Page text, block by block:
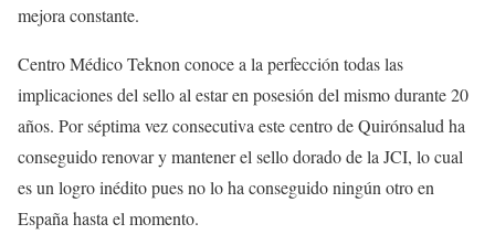
mejora constante.
Centro Médico Teknon conoce a la perfección todas las
implicaciones del sello al estar en posesión del mismo durante 20
años. Por séptima vez consecutiva este centro de Quirónsalud ha
conseguido renovar y mantener el sello dorado de la JCI, lo cual
es un logro inédito pues no lo ha conseguido ningún otro en
España hasta el momento.